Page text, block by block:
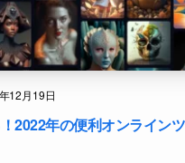
12月19日
2022年の便利オンライン